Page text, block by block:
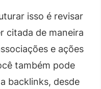
isso é revisar
citada de maneira
e ações
também pode
backlinks, desde